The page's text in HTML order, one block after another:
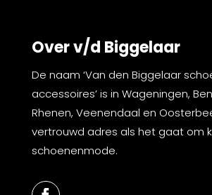
Over v/d Biggelaar
De naam ‘Van den Biggelaar
accessoires’ is in Wageningen,
Rhenen, Veenendaal en
vertrouwd adres als het gaat om
schoenenmode.